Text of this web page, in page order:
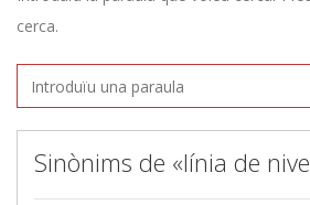
cerca.
Sinònims de «línia de